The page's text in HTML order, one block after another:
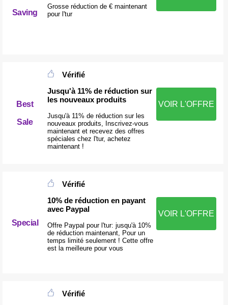
Saving
Grosse réduction de € maintenant
pour l'tur
Best
Sale
Vérifié
Jusqu'à 11% de réduction sur
les nouveaux produits
Jusqu'à 11% de réduction sur les
nouveaux produits, Inscrivez-vous
maintenant et recevez des offres
spéciales chez l'tur, achetez
maintenant !
VOIR L'OFFRE
Special
Vérifié
10% de réduction en payant
avec Paypal
Offre Paypal pour l'tur: jusqu'à 10%
de réduction maintenant, Pour un
temps limité seulement ! Cette offre
est la meilleure pour vous
VOIR L'OFFRE
Vérifié